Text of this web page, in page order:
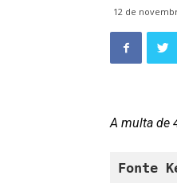
12 de
A multa de
Fonte